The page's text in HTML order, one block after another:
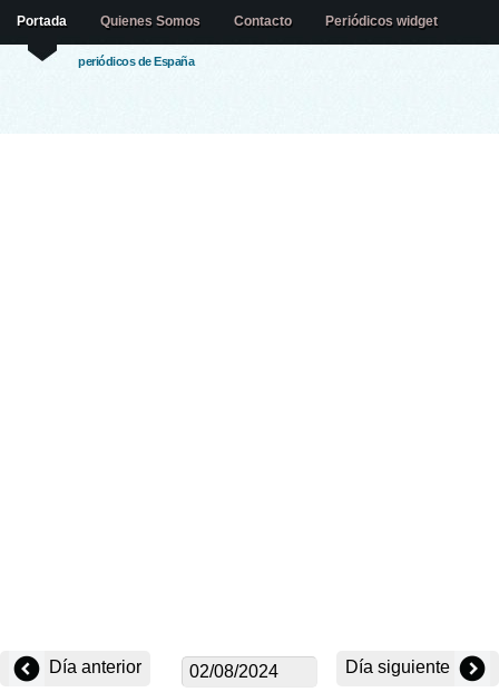
periódicos de España
Portada Quienes Somos Contacto Periódicos widget
Día anterior Día siguiente